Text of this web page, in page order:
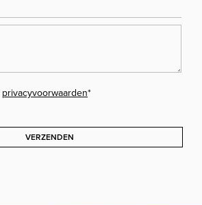
privacyvoorwaarden*
VERZENDEN